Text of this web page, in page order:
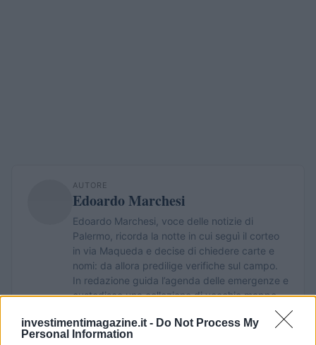
investimentimagazine.it - Do Not Process My
Personal Information
AUTORE
Edoardo Marchesi
Edoardo Marchesi, voce delle notizie di
Palermo, ricorda la notte in cui seguì il corteo
in via Maqueda e decise di chiedere carte e
nomi: da allora predilige verifiche sul campo.
In redazione guida l’agenda delle emergenze e
custodisce una collezione di vecchie mappe